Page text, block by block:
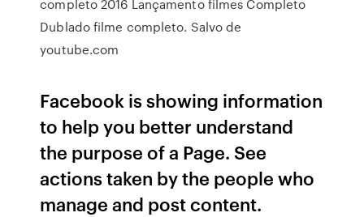
completo 2016 Lançamento filmes Completo
Dublado filme completo. Salvo de
youtube.com
Facebook is showing information
to help you better understand
the purpose of a Page. See
actions taken by the people who
manage and post content.